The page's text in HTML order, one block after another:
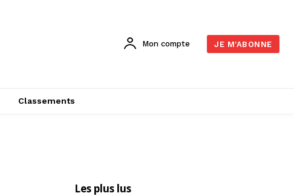
Mon compte JE M'ABONNE
Classements
Les plus lus